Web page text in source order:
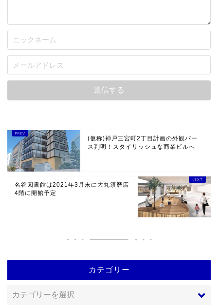
(仮称)神戸三宮町2丁目計画の外観パー
ス判明！スタイリッシュな商業ビルへ
名谷図書館は2021年3月末に大丸須磨店
4階に開館予定
カテゴリー